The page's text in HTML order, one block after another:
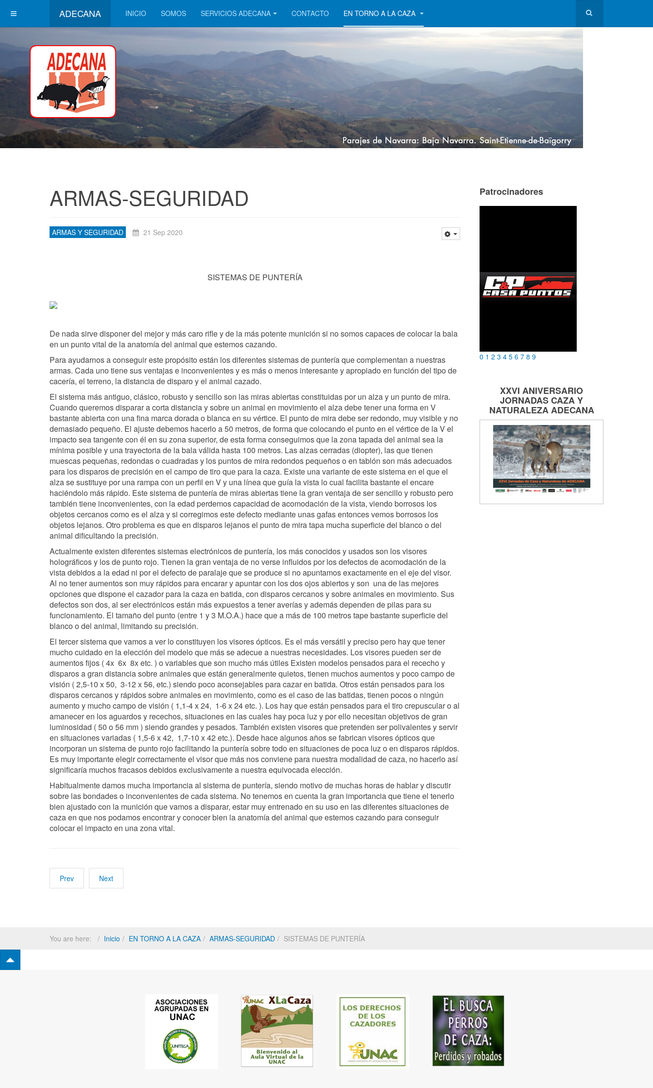
ADECANA INICIO SOMOS SERVICIOS ADECANA CONTACTO EN TORNO A LA CAZA
ARMAS-SEGURIDAD
ARMAS Y SEGURIDAD 21 Sep 2020
SISTEMAS DE PUNTERÍA
De nada sirve disponer del mejor y más caro rifle y de la más potente munición si no somos capaces de colocar la bala
en un punto vital de la anatomía del animal que estemos cazando.
Para ayudarnos a conseguir este propósito están los diferentes sistemas de puntería que complementan a nuestras
armas. Cada uno tiene sus ventajas e inconvenientes y es más o menos interesante y apropiado en función del tipo de
cacería, el terreno, la distancia de disparo y el animal cazado.
El sistema más antiguo, clásico, robusto y sencillo son las miras abiertas constituidas por un alza y un punto de mira.
Cuando queremos disparar a corta distancia y sobre un animal en movimiento el alza debe tener una forma en V
bastante abierta con una fina marca dorada o blanca en su vértice. El punto de mira debe ser redondo, muy visible y no
demasiado pequeño. El ajuste debemos hacerlo a 50 metros, de forma que colocando el punto en el vértice de la V el
impacto sea tangente con él en su zona superior, de esta forma conseguimos que la zona tapada del animal sea la
mínima posible y una trayectoria de la bala válida hasta 100 metros. Las alzas cerradas (diopter), las que tienen
muescas pequeñas, redondas o cuadradas y los puntos de mira redondos pequeños o en tablón son más adecuados
para los disparos de precisión en el campo de tiro que para la caza. Existe una variante de este sistema en el que el
alza se sustituye por una rampa con un perfil en V y una línea que guía la vista lo cual facilita bastante el encare
haciéndolo más rápido. Este sistema de puntería de miras abiertas tiene la gran ventaja de ser sencillo y robusto pero
también tiene inconvenientes, con la edad perdemos capacidad de acomodación de la vista, viendo borrosos los
objetos cercanos como es el alza y si corregimos este defecto mediante unas gafas entonces vemos borrosos los
objetos lejanos. Otro problema es que en disparos lejanos el punto de mira tapa mucha superficie del blanco o del
animal dificultando la precisión.
Actualmente existen diferentes sistemas electrónicos de puntería, los más conocidos y usados son los visores
holográficos y los de punto rojo. Tienen la gran ventaja de no verse influidos por los defectos de acomodación de la
vista debidos a la edad ni por el defecto de paralaje que se produce si no apuntamos exactamente en el eje del visor.
Al no tener aumentos son muy rápidos para encarar y apuntar con los dos ojos abiertos y son una de las mejores
opciones que dispone el cazador para la caza en batida, con disparos cercanos y sobre animales en movimiento. Sus
defectos son dos, al ser electrónicos están más expuestos a tener averías y además dependen de pilas para su
funcionamiento. El tamaño del punto (entre 1 y 3 M.O.A.) hace que a más de 100 metros tape bastante superficie del
blanco o del animal, limitando su precisión.
El tercer sistema que vamos a ver lo constituyen los visores ópticos. Es el más versátil y preciso pero hay que tener
mucho cuidado en la elección del modelo que más se adecue a nuestras necesidades. Los visores pueden ser de
aumentos fijos ( 4x 6x 8x etc. ) o variables que son mucho más útiles Existen modelos pensados para el rececho y
disparos a gran distancia sobre animales que están generalmente quietos, tienen muchos aumentos y poco campo de
visión ( 2,5-10 x 50, 3-12 x 56, etc.) siendo poco aconsejables para cazar en batida. Otros están pensados para los
disparos cercanos y rápidos sobre animales en movimiento, como es el caso de las batidas, tienen pocos o ningún
aumento y mucho campo de visión ( 1,1-4 x 24, 1-6 x 24 etc. ). Los hay que están pensados para el tiro crepuscular o al
amanecer en los aguardos y recechos, situaciones en las cuales hay poca luz y por ello necesitan objetivos de gran
luminosidad ( 50 o 56 mm ) siendo grandes y pesados. También existen visores que pretenden ser polivalentes y servir
en situaciones variadas ( 1,5-6 x 42, 1,7-10 x 42 etc.). Desde hace algunos años se fabrican visores ópticos que
incorporan un sistema de punto rojo facilitando la puntería sobre todo en situaciones de poca luz o en disparos rápidos.
Es muy importante elegir correctamente el visor que más nos conviene para nuestra modalidad de caza, no hacerlo así
significaría muchos fracasos debidos exclusivamente a nuestra equivocada elección.
Habitualmente damos mucha importancia al sistema de puntería, siendo motivo de muchas horas de hablar y discutir
sobre las bondades o inconvenientes de cada sistema. No tenemos en cuenta la gran importancia que tiene el tenerlo
bien ajustado con la munición que vamos a disparar, estar muy entrenado en su uso en las diferentes situaciones de
caza en que nos podamos encontrar y conocer bien la anatomía del animal que estemos cazando para conseguir
colocar el impacto en una zona vital.
Prev Next
Patrocinadores
0 1 2 3 4 5 6 7 8 9
XXVI ANIVERSARIO
JORNADASCAZA Y
NATURALEZAADECANA
You are here: Inicio EN TORNO A LA CAZA ARMAS-SEGURIDAD SISTEMAS DE PUNTERÍA